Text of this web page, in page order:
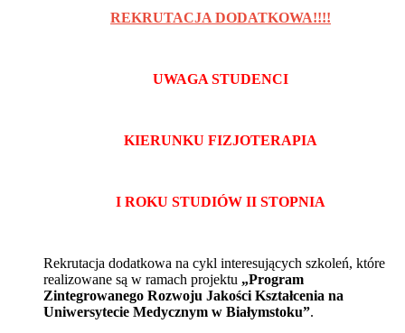
REKRUTACJA DODATKOWA!!!!
UWAGA STUDENCI
KIERUNKU FIZJOTERAPIA
I ROKU STUDIÓW II STOPNIA
Rekrutacja dodatkowa na cykl interesujących szkoleń, które
realizowane są w ramach projektu „Program
Zintegrowanego Rozwoju Jakości Kształcenia na
Uniwersytecie Medycznym w Białymstoku”.